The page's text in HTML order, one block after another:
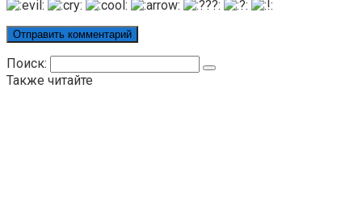
Поиск:
Также читайте